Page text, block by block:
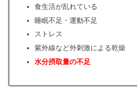
食生活が乱れている
睡眠不足・運動不足
ストレス
紫外線など外刺激による乾燥
水分摂取量の不足